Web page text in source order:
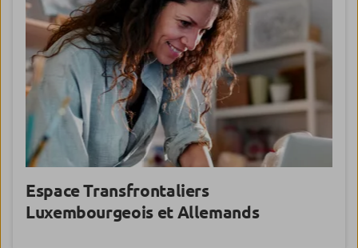
Espace Transfrontaliers
Luxembourgeois et Allemands